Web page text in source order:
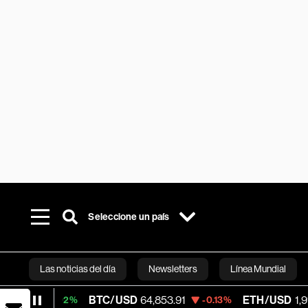
Seleccione un país
Las noticias del día Newsletters Línea Mundial
Bloomberg
BTC/USD 64,853.91 -0.13% ETH/USD 1,914.675